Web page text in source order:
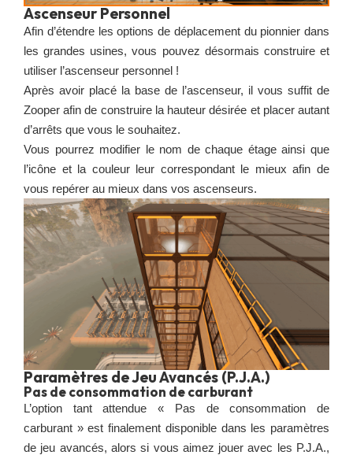
Ascenseur Personnel
Afin d’étendre les options de déplacement du pionnier dans
les grandes usines, vous pouvez désormais construire et
utiliser l’ascenseur personnel !
Après avoir placé la base de l’ascenseur, il vous suffit de
Zooper afin de construire la hauteur désirée et placer autant
d’arrêts que vous le souhaitez.
Vous pourrez modifier le nom de chaque étage ainsi que
l’icône et la couleur leur correspondant le mieux afin de
vous repérer au mieux dans vos ascenseurs.
Paramètres de Jeu Avancés (P.J.A.)
Pas de consommation de carburant
L’option tant attendue « Pas de consommation de
carburant » est finalement disponible dans les paramètres
de jeu avancés, alors si vous aimez jouer avec les P.J.A.,